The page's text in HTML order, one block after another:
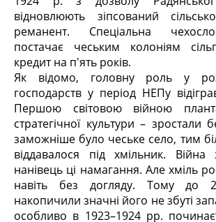
відновлюють зіпсований
реманент. Спеціальна
постачає чеським колоніям
кредит на п'ять років.
Як відомо, головну роль у
господарств у період НЕПу
Першою світовою війною
стратегічної культури – зростали
заможніше було чеське село, тим
віддавалося під хмільник. Війна
нанівець ці намагання. Але хміль
навіть без догляду. Тому до
накопичили значні його не збуті
особливо в 1923–1924 рр.